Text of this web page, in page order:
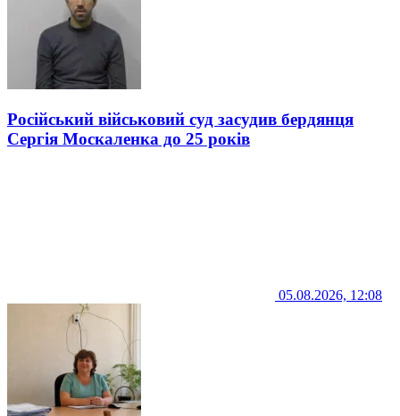
Російський військовий суд засудив бердянця
Сергія Москаленка до 25 років
05.08.2026, 12:08